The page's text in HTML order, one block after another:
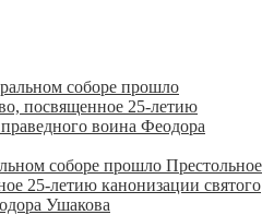
соборе прошло Престольное
25-летию канонизации святого
Ушакова